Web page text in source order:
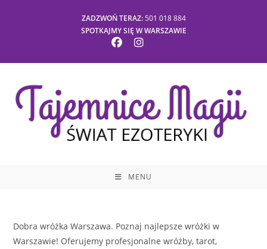
ZADZWOŃ TERAZ:501 018 884
SPOTKAJMY SIĘ W WARSZAWIE
MENU
Dobra wróżka Warszawa. Poznaj najlepsze wróżki w
Warszawie! Oferujemy profesjonalne wróżby, tarot,